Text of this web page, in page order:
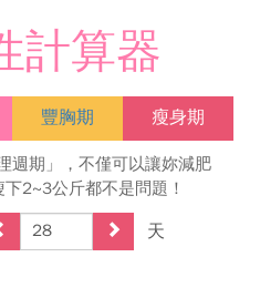
計算器
豐胸期 瘦身期
週期」，不僅可以讓妳減肥
2~3公斤都不是問題！
天